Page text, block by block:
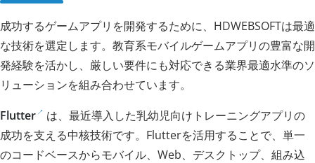
成功するゲームアプリを開発するために、HDWEBSOFTは最適
な技術を選定します。教育系モバイルゲームアプリの豊富な開
発経験を活かし、厳しい要件にも対応できる業界最適水準のソ
リューションを組み合わせています。
Flutter
は、最近導入した乳幼児向けトレーニングアプリの
成功を支える中核技術です。Flutterを活用することで、単一
のコードベースからモバイル、Web、デスクトップ、組み込